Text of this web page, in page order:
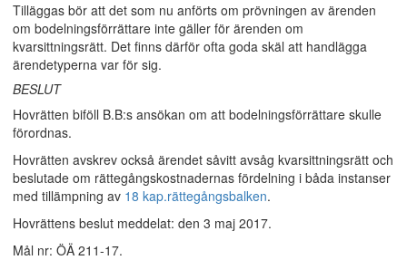
Tilläggas bör att det som nu anförts om prövningen av ärenden
om bodelningsförrättare inte gäller för ärenden om
kvarsittningsrätt. Det finns därför ofta goda skäl att handlägga
ärendetyperna var för sig.
BESLUT
Hovrätten biföll B.B:s ansökan om att bodelningsförrättare skulle
förordnas.
Hovrätten avskrev också ärendet såvitt avsåg kvarsittningsrätt och
beslutade om rättegångskostnadernas fördelning i båda instanser
med tillämpning av 18 kap.rättegångsbalken.
Hovrättens beslut meddelat: den 3 maj 2017.
Mål nr: ÖÄ 211-17.